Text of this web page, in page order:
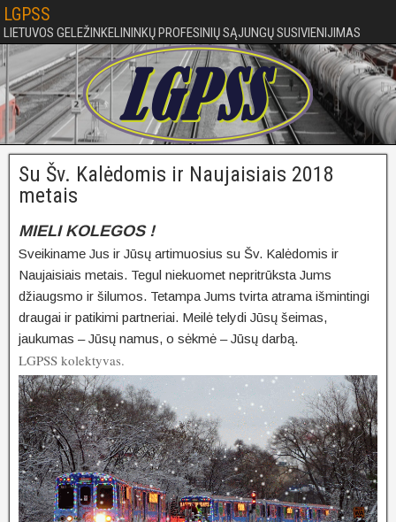
LGPSS
LIETUVOS GELEŽINKELININKŲ PROFESINIŲ SĄJUNGŲ SUSIVIENIJIMAS
Su Šv. Kalėdomis ir Naujaisiais 2018
metais
MIELI KOLEGOS !
Sveikiname Jus ir Jūsų artimuosius su Šv. Kalėdomis ir
Naujaisiais metais. Tegul niekuomet nepritrūksta Jums
džiaugsmo ir šilumos. Tetampa Jums tvirta atrama išmintingi
draugai ir patikimi partneriai. Meilė telydi Jūsų šeimas,
jaukumas – Jūsų namus, o sėkmė – Jūsų darbą.
LGPSS kolektyvas.